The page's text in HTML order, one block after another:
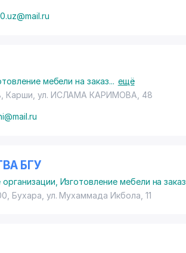
мебели на заказ... ещё
Карши, ул. ИСЛАМА КАРИМОВА , 48
БГУ
Изготовление мебели на заказ
Бухара, ул. Мухаммада Икбола , 11